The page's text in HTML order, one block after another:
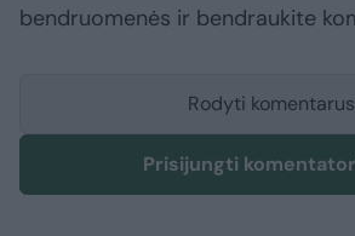
bendruomenės ir bendraukite
Rodyti komentarus
Prisijungti